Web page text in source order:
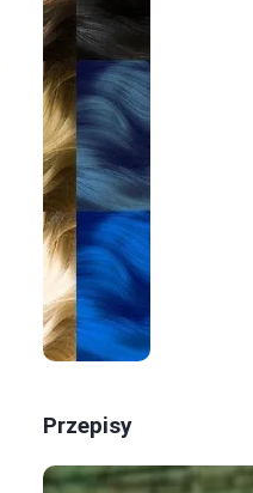
Przepisy